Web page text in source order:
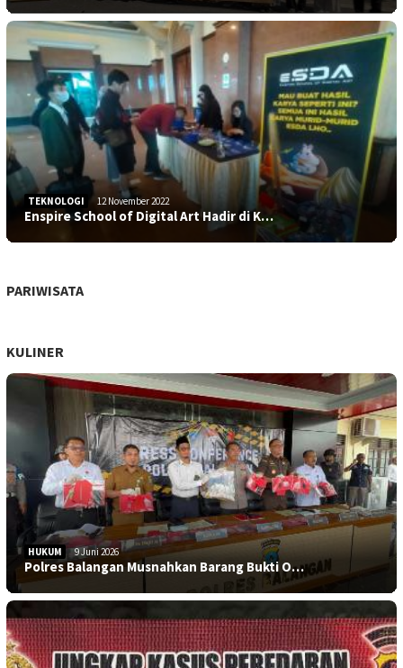
TEKNOLOGI 12 November 2022
Enspire School of Digital Art Hadir di K…
PARIWISATA
KULINER
HUKUM 9 Juni 2026
Polres Balangan Musnahkan Barang Bukti O…